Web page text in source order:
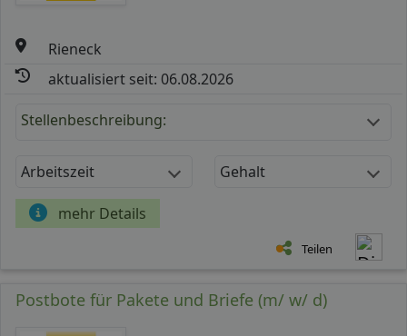
Rieneck
aktualisiert seit: 06.08.2026
Stellenbeschreibung:
Arbeitszeit Gehalt
mehr Details
Teilen
Postbote für Pakete und Briefe (m/ w/ d)